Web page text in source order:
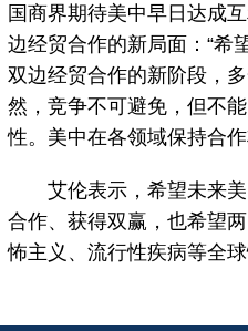
国商界期待美中早日达成
边经贸合作的新局面：“希
双边经贸合作的新阶段，
然，竞争不可避免，但不
性。美中在各领域保持合
艾伦表示，希望未来美
合作、获得双赢，也希望
怖主义、流行性疾病等全球